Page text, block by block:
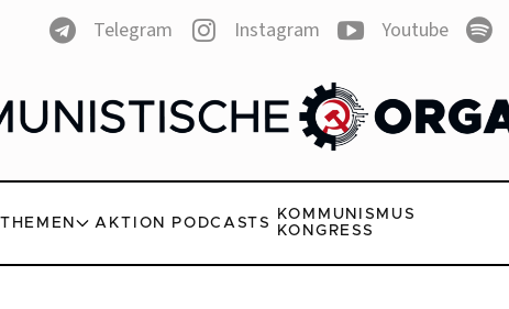
Telegram Instagram Youtube
THEMEN AKTION PODCASTS
KOMMUNISMUS
KONGRESS